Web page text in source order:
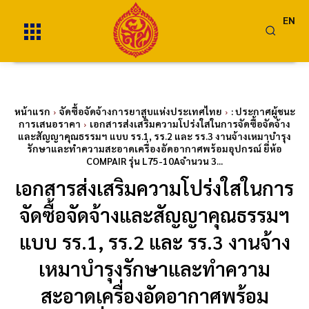
EN
หน้าแรก จัดซื้อจัดจ้างการยาสูบแห่งประเทศไทย
: ประกาศผู้ชนะ
การเสนอราคา
เอกสารส่งเสริมความโปร่งใสในการจัดซื้อจัดจ้าง
และสัญญาคุณธรรมฯ แบบ รร.1, รร.2 และ รร.3 งานจ้างเหมาบำรุง
รักษาและทำความสะอาดเครื่องอัดอากาศพร้อมอุปกรณ์ ยี่ห้อ
COMPAIR รุ่น L75-10Aจำนวน 3...
เอกสารส่งเสริมความโปร่งใสในการ
จัดซื้อจัดจ้างและสัญญาคุณธรรมฯ
แบบ รร.1, รร.2 และ รร.3 งานจ้าง
เหมาบำรุงรักษาและทำความ
สะอาดเครื่องอัดอากาศพร้อม